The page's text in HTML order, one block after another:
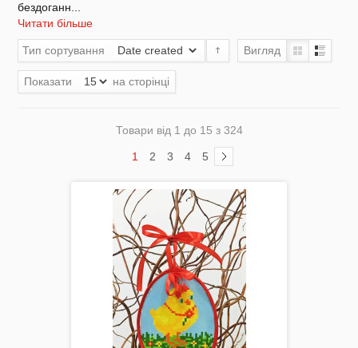
Комплектуючі
Аксесуари Одягу
бездоганн...
Читати більше
Тип сортування Вигляд
Показати на сторінці
Товари від 1 до 15 з 324
1 2 3 4 5